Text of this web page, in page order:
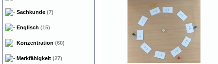
Sachkunde (7)
Englisch (15)
Konzentration (60)
Merkfähigkeit (27)